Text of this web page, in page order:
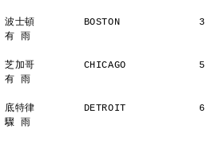
波士頓        BOSTON
有 雨
芝加哥        CHICAGO
有 雨
底特律        DETROIT            6
驟 雨